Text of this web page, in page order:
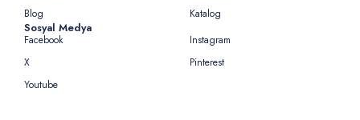
Blog
Katalog
Sosyal Medya
Facebook
Instagram
X
Pinterest
Youtube